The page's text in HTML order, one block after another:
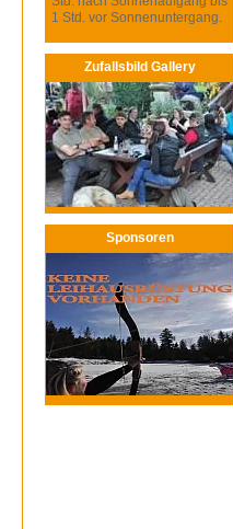
1 Std. vor Sonnenuntergang.
Zufallsbild Gallery
Sponsoren